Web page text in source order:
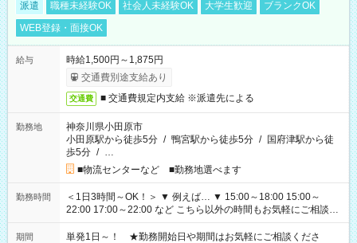
派遣 職種未経験OK 社会人未経験OK 大学生歓迎
ブランクOK
WEB登録・面接OK
給与
時給1,500円～1,875円
交通費別途支給あり
交通費 ■ 交通費規定内支給 ※派遣先による
勤務地
神奈川県小田原市
小田原駅から徒歩5分 / 鴨宮駅から徒歩5分 / 国府津駅から徒
歩5分 / …
■物流センターなど ■勤務地選べます
勤務時間
＜1日3時間～OK！＞ ▼ 例えば… ▼ 15:00～18:00 15:00～
22:00 17:00～22:00 など こちら以外の時間もお気軽にご相談く
ださい！
期間
単発1日～！ ★勤務開始日や期間はお気軽にご相談くださ